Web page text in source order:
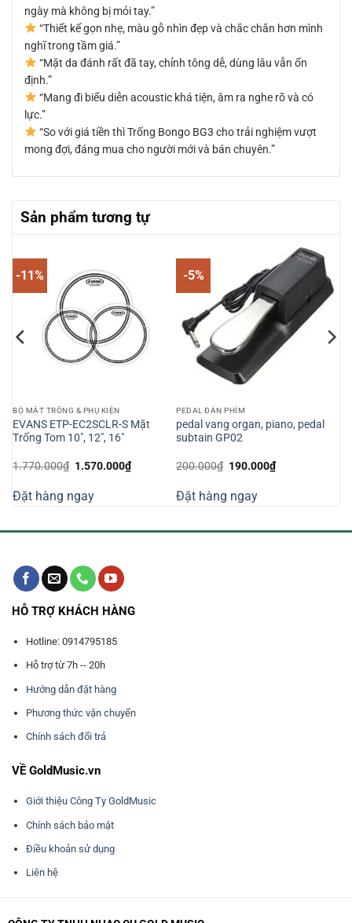
ngày mà không bị mỏi tay.”
“Thiết kế gọn nhẹ, màu gỗ nhìn đẹp và chắc chắn hơn mình
nghĩ trong tầm giá.”
“Mặt da đánh rất đã tay, chỉnh tông dễ, dùng lâu vẫn ổn
định.”
“Mang đi biểu diễn acoustic khá tiện, âm ra nghe rõ và có
lực.”
“So với giá tiền thì Trống Bongo BG3 cho trải nghiệm vượt
mong đợi, đáng mua cho người mới và bán chuyên.”
Sản phẩm tương tự
-11%
BỘ MẶT TRỐNG & PHỤ KIỆN
EVANS ETP-EC2SCLR-S Mặt
Trống Tom 10″, 12″, 16″
1.770.000₫ Giá
1.770.000₫.
1.570.000₫Giá
hiện
1.570.000₫.
Đặt hàng ngay
-5%
PEDAL ĐÀN PHÍM
pedal vang organ, piano, pedal
subtain GP02
200.000₫ Giá
200.000₫.
190.000₫Giá
hiện
Đặt hàng ngay
HỖ TRỢ KHÁCH HÀNG
Hotline: 0914795185
Hỗ trợ từ 7h -- 20h
Hướng dẫn đặt hàng
Phương thức vận chuyển
Chính sách đổi trả
VỀ GoldMusic.vn
Giới thiệu Công Ty GoldMusic
Chính sách bảo mật
Điều khoản sử dụng
Liên hệ